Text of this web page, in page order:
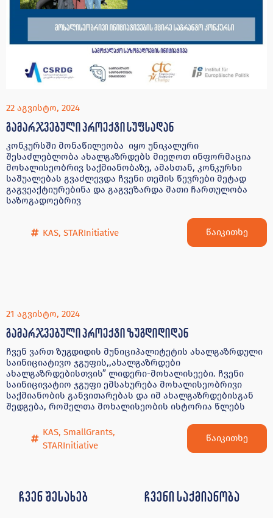
22 აგვისტო, 2024
გამარჯვებული პროექტი სუფსადან
კონკურსში მონაწილეობა იყო უნიკალური
შესაძლებლობა ახალგაზრდებს მიეღოთ ინფორმაცია
მოხალისეობრივ საქმიანობაზე, ამასთან, კონკურსი
საშუალებას გვაძლევდა ჩვენი თემის წევრები მეტად
გაგვეაქტიურებინა და გაგვეზარდა მათი ჩართულობა
საზოგადოებრივ
KAS, STARInitiative წაიკითხე
21 აგვისტო, 2024
გამარჯვებული პროექტი ზუგდიდიდან
ჩვენ ვართ ზუგდიდის მუნიციპალიტეტის ახალგაზრდული
საინიციატივო ჯგუფის,,ახალგაზრდები
ახალგაზრდებისთვის” ლიდერი-მოხალისეები. ჩვენი
საინიცივატიო ჯგუფი ემსახურება მოხალისეობრივი
საქმიანობის განვითარებას და იმ ახალგაზრდებისგან
შედგება, რომელთა მოხალისეობის ისტორია წლებს
KAS, SmallGrants,
STARInitiative
წაიკითხე
ჩვენ შესახებ ჩვენი საქმიანობა